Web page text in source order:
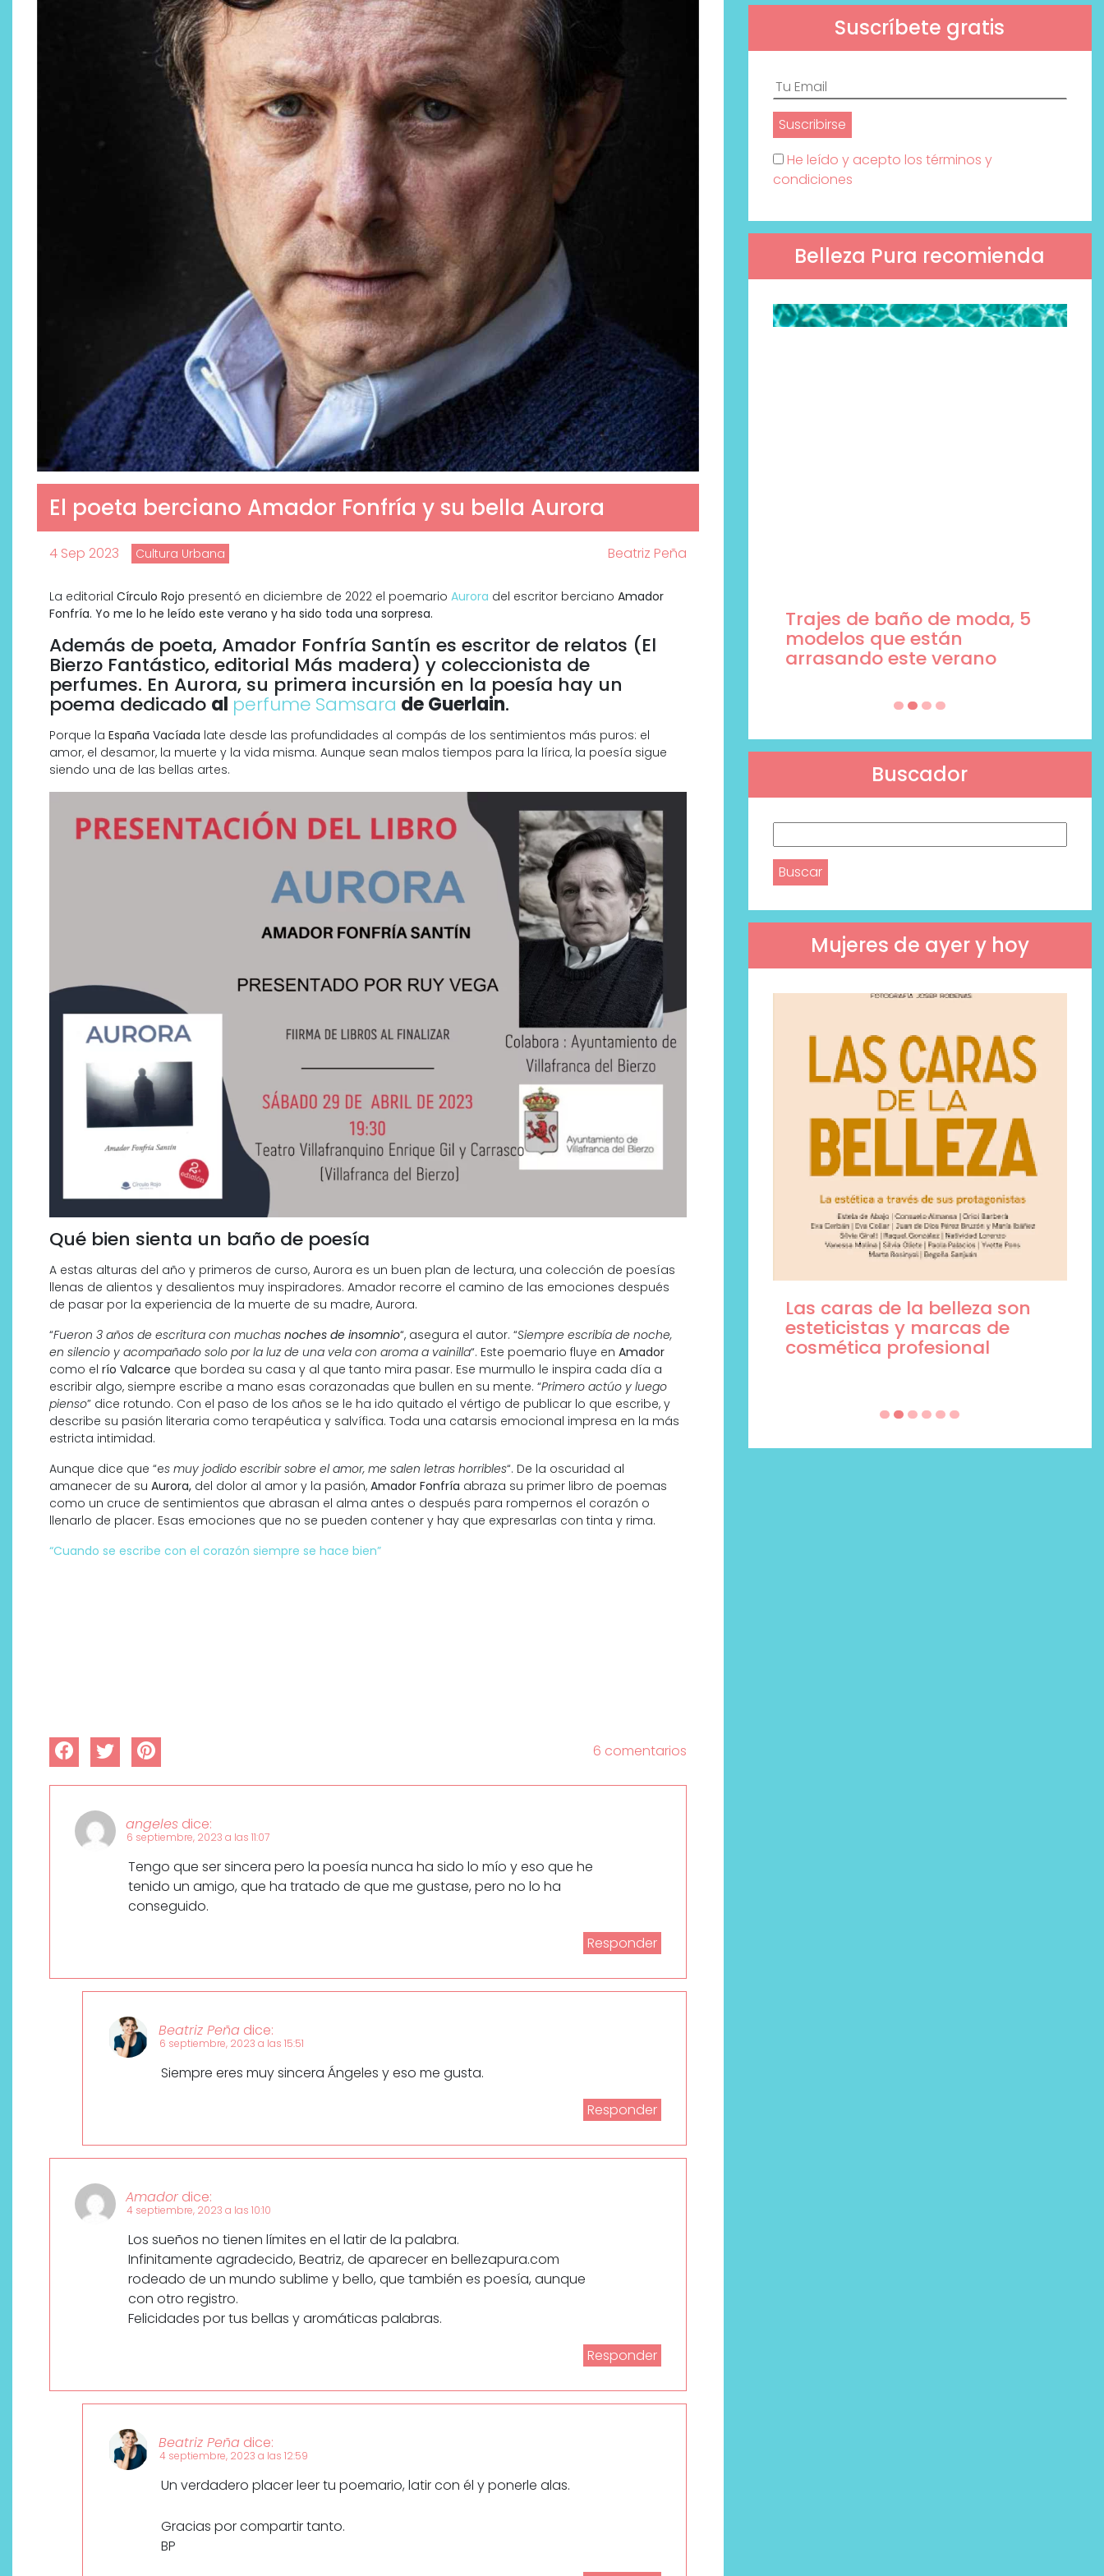
El poeta berciano Amador Fonfría y su bella Aurora
4 Sep 2023 Cultura Urbana Beatriz Peña
La editorial Círculo Rojo presentó en diciembre de 2022 el poemario Aurora del escritor berciano Amador
Fonfría. Yo me lo he leído este verano y ha sido toda una sorpresa.
Además de poeta, Amador Fonfría Santín es escritor de relatos (El
Bierzo Fantástico, editorial Más madera) y coleccionista de
perfumes. En Aurora, su primera incursión en la poesía hay un
poema dedicado al perfume Samsara de Guerlain.
Porque la España Vacíada late desde las profundidades al compás de los sentimientos más puros: el
amor, el desamor, la muerte y la vida misma. Aunque sean malos tiempos para la lírica, la poesía sigue
siendo una de las bellas artes.
Qué bien sienta un baño de poesía
A estas alturas del año y primeros de curso, Aurora es un buen plan de lectura, una colección de poesías
llenas de alientos y desalientos muy inspiradores. Amador recorre el camino de las emociones después
de pasar por la experiencia de la muerte de su madre, Aurora.
“Fueron 3 años de escritura con muchas noches de insomnio“, asegura el autor. “Siempre escribía de noche,
en silencio y acompañado solo por la luz de una vela con aroma a vainilla“. Este poemario fluye en Amador
como el río Valcarce que bordea su casa y al que tanto mira pasar. Ese murmullo le inspira cada día a
escribir algo, siempre escribe a mano esas corazonadas que bullen en su mente. “Primero actúo y luego
pienso” dice rotundo. Con el paso de los años se le ha ido quitado el vértigo de publicar lo que escribe, y
describe su pasión literaria como terapéutica y salvífica. Toda una catarsis emocional impresa en la más
estricta intimidad.
Aunque dice que “es muy jodido escribir sobre el amor, me salen letras horribles“. De la oscuridad al
amanecer de su Aurora, del dolor al amor y la pasión, Amador Fonfría abraza su primer libro de poemas
como un cruce de sentimientos que abrasan el alma antes o después para rompernos el corazón o
llenarlo de placer. Esas emociones que no se pueden contener y hay que expresarlas con tinta y rima.
“Cuando se escribe con el corazón siempre se hace bien”
6 comentarios
angeles dice:
6 septiembre, 2023 a las 11:07
Tengo que ser sincera pero la poesía nunca ha sido lo mío y eso que he
tenido un amigo, que ha tratado de que me gustase, pero no lo ha
conseguido.
Responder
Beatriz Peña dice:
6 septiembre, 2023 a las 15:51
Siempre eres muy sincera Ángeles y eso me gusta.
Responder
Amador dice:
4 septiembre, 2023 a las 10:10
Los sueños no tienen límites en el latir de la palabra.
Infinitamente agradecido, Beatriz, de aparecer en bellezapura.com
rodeado de un mundo sublime y bello, que también es poesía, aunque
con otro registro.
Felicidades por tus bellas y aromáticas palabras.
Responder
Beatriz Peña dice:
4 septiembre, 2023 a las 12:59
Un verdadero placer leer tu poemario, latir con él y ponerle alas.
Gracias por compartir tanto.
BP
Suscríbete gratis
He leído y acepto los términos y
condiciones
Belleza Pura recomienda
Descubre cómo la cosmética
profesional va desde las
cabinas a tu rutina diaria
tópico se han convertido en
uno de los productos de
bienestar más buscados
Trajes de baño de moda, 5
modelos que están
arrasando este verano
Buscador
Mujeres de ayer y hoy
¿Qué revelan las zapatillas
de Alexia Putellas para Nike
sobre la nueva era del
objeto-artista?
apostando por la cosmética
del bienestar
Las caras de la belleza son
esteticistas y marcas de
cosmética profesional